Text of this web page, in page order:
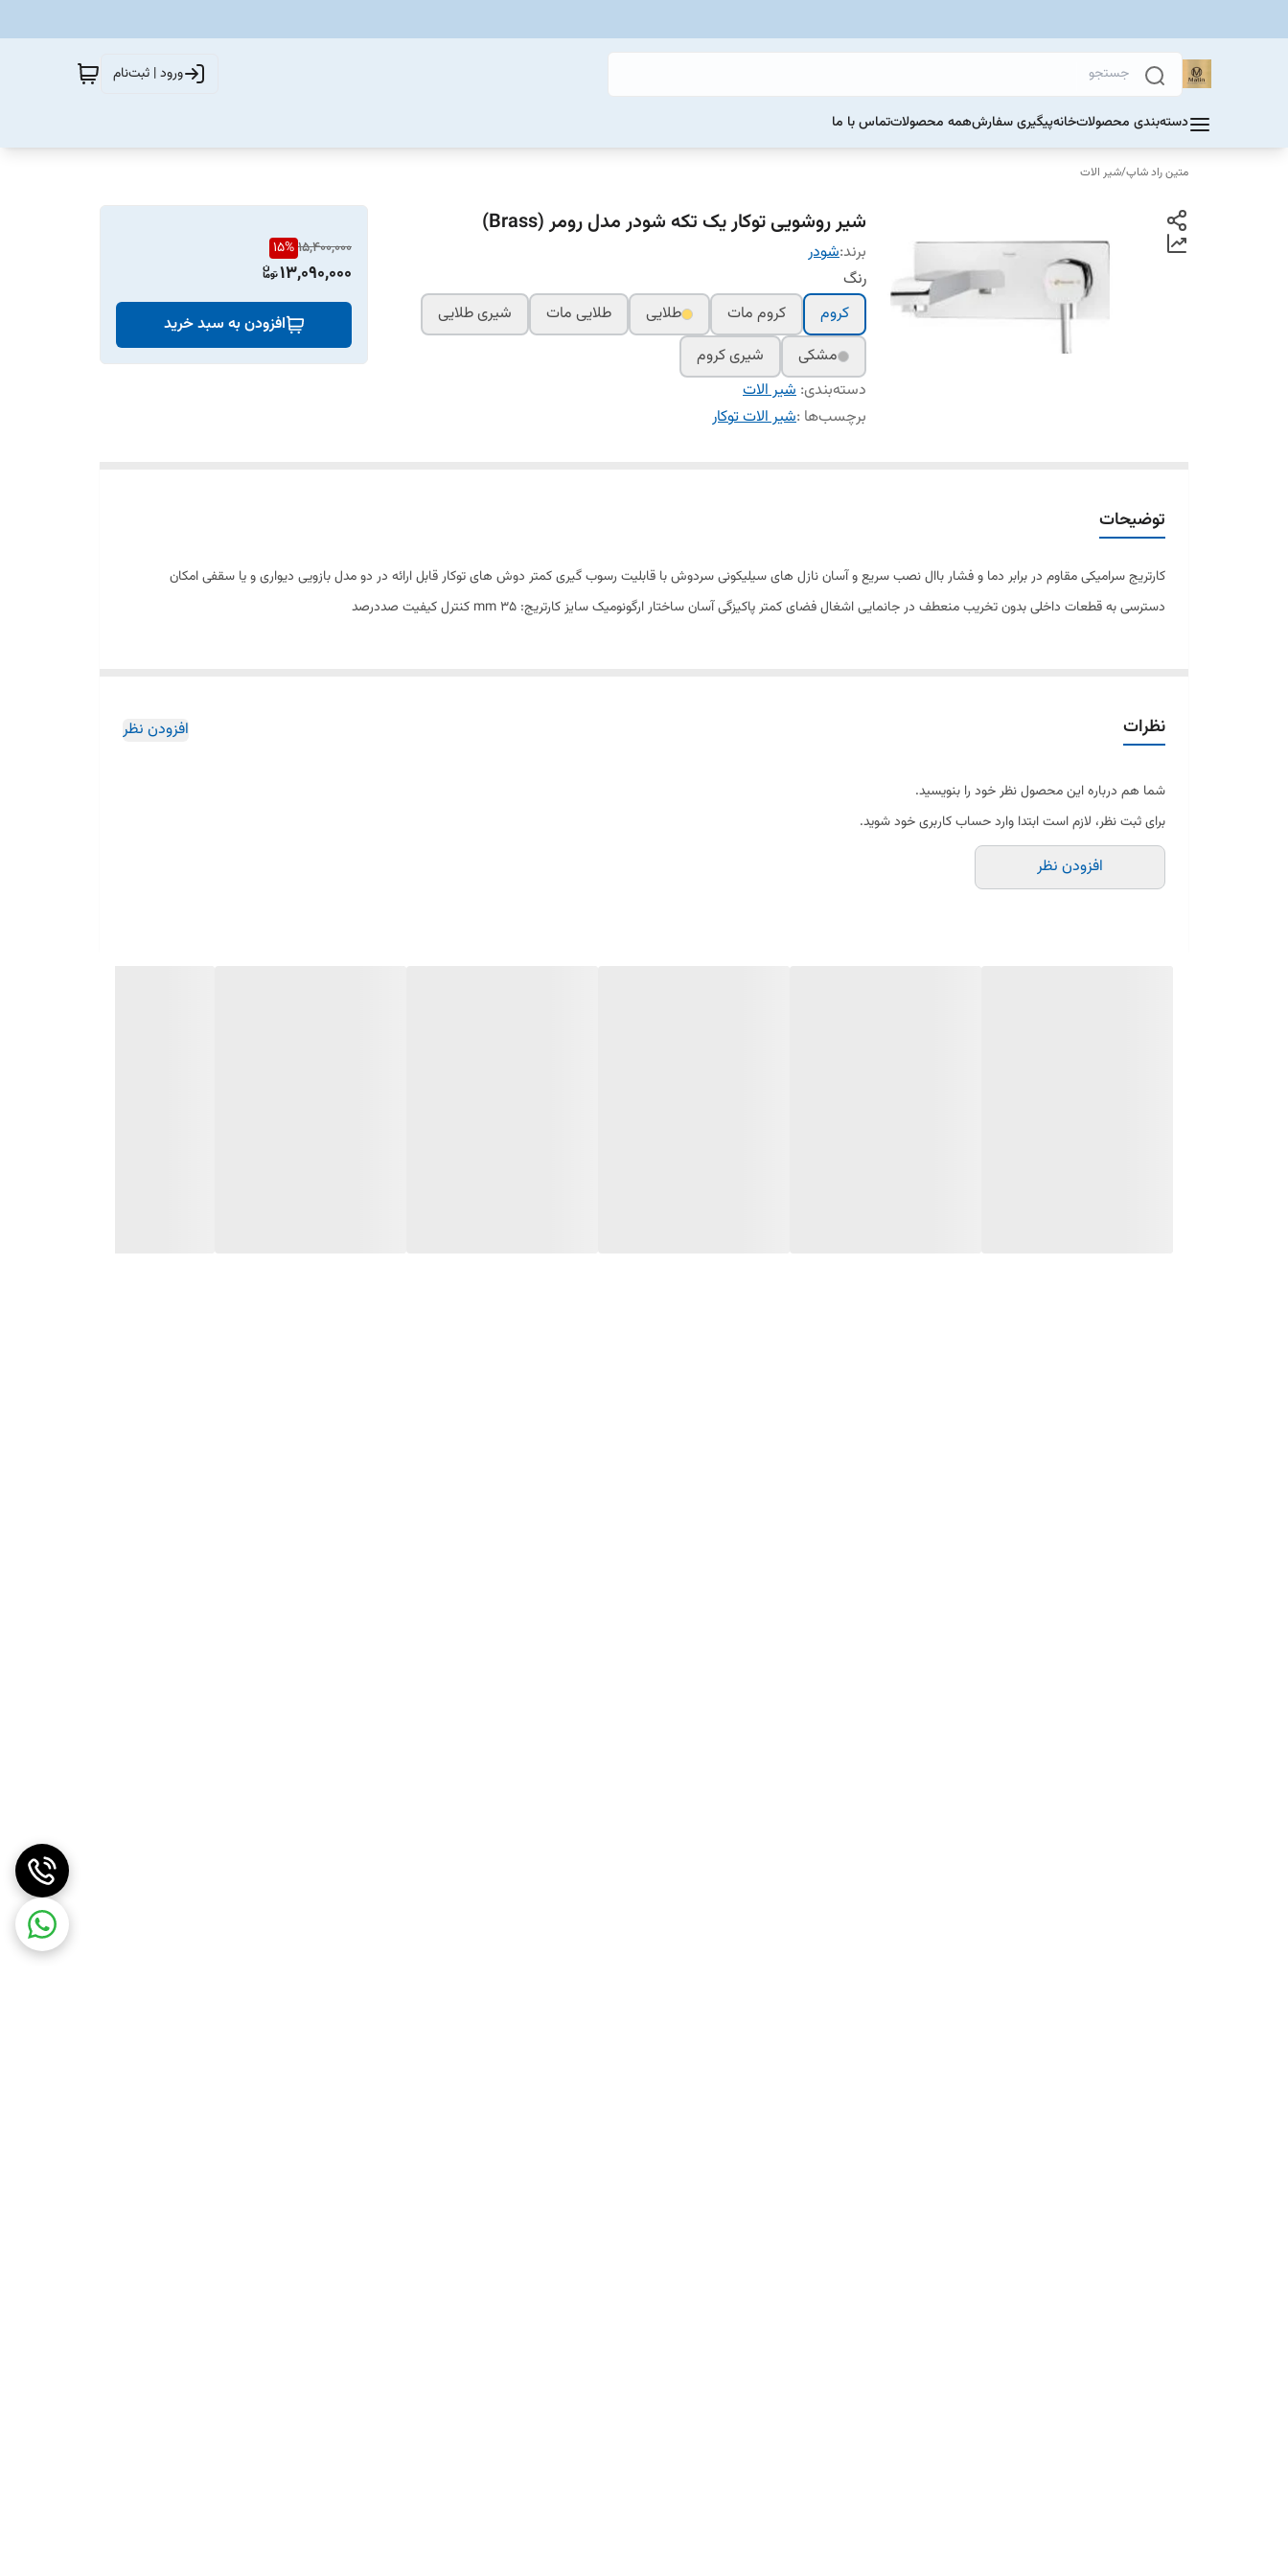
ورود | ثبت‌نام
دسته‌بندی محصولاتخانهپیگیری سفارشهمه محصولاتتماس با ما
متین راد شاپ/شیر الات
شیر روشویی توکار یک تکه شودر مدل رومر (Brass)
برند:شودر
رنگ
کروم
کروم مات طلایی طلایی مات
شیری طلایی
مشکی
شیری کروم
دسته‌بندی: شیر الات
برچسب‌ها :شیر الات توکار
15,400,000
15%
13,090,000
افزودن به سبد خرید
توضیحات
کارتریج سرامیکی مقاوم در برابر دما و فشار باال نصب سریع و آسان نازل های سیلیکونی سردوش با قابلیت رسوب گیری کمتر دوش های توکار قابل ارائه در دو مدل بازویی دیواری و یا سقفی امکان
دسترسی به قطعات داخلی بدون تخریب منعطف در جانمایی اشغال فضای کمتر پاکیزگی آسان ساختار ارگونومیک سایز کارتریج: mm 35 کنترل کیفیت صددرصد
نظرات افزودن نظر
شما هم درباره این محصول نظر خود را بنویسید.
برای ثبت نظر، لازم است ابتدا وارد حساب کاربری خود شوید.
افزودن نظر